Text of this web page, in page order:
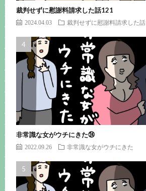
裁判せずに慰謝料請求した話121
2024.04.03 裁判せずに慰謝料請求した話
非常識な女がウチにきた㉔
2022.09.26 非常識な女がウチにきた